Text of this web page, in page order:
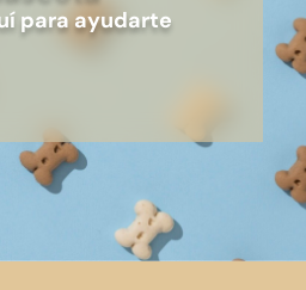
para ayudarte